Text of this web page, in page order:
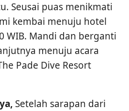
Seusai puas menikmati
kembai menuju hotel
WIB. Mandi dan berganti
menuju acara
Pade Dive Resort
Setelah sarapan dari